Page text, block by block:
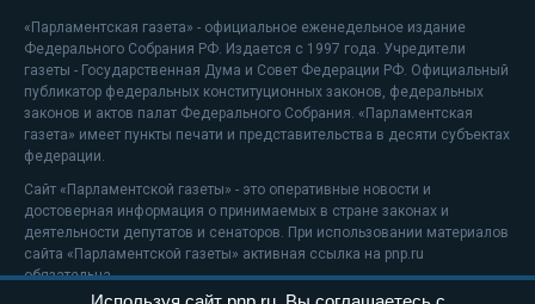
«Парламентская газета» - официальное еженедельное издание
Федерального Собрания РФ. Издается с 1997 года. Учредители
газеты - Государственная Дума и Совет Федерации РФ. Официальный
публикатор федеральных конституционных законов, федеральных
законов и актов палат Федерального Собрания. «Парламентская
газета» имеет пункты печати и представительства в десяти субъектах
федерации.
Сайт «Парламентской газеты» - это оперативные новости и
достоверная информация о принимаемых в стране законах и
деятельности депутатов и сенаторов. При использовании материалов
сайта «Парламентской газеты» активная ссылка на pnp.ru
обязательна.